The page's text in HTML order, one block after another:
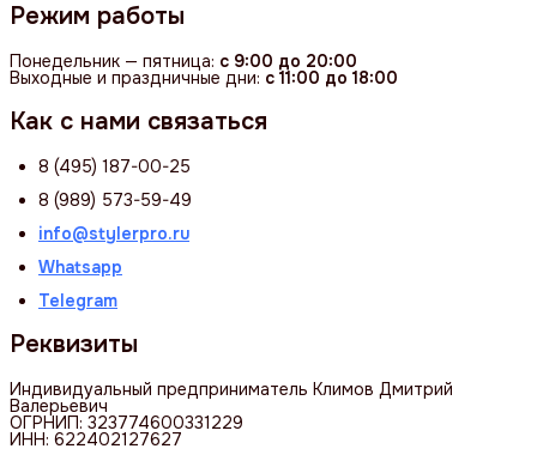
Режим работы
Понедельник — пятница: с 9:00 до 20:00
Выходные и праздничные дни: с 11:00 до 18:00
Как с нами связаться
8 (495) 187-00-25
8 (989) 573-59-49
info@stylerpro.ru
Whatsapp
Telegram
Реквизиты
Индивидуальный предприниматель Климов Дмитрий
Валерьевич
ОГРНИП: 323774600331229
ИНН: 622402127627